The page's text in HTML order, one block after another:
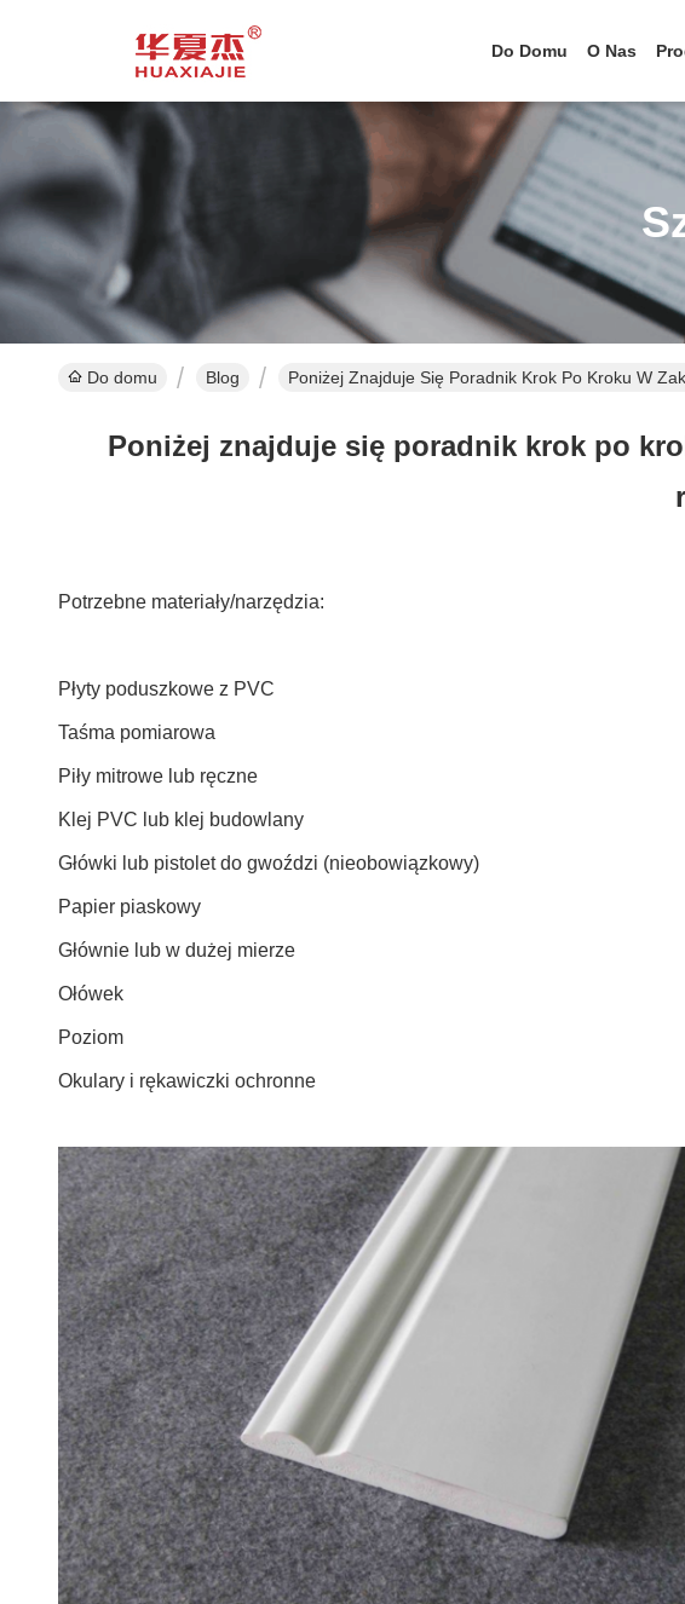
Do Domu O Nas
Do domu Blog Poniżej Znajduje Się Poradnik Krok Po Kroku W
Poniżej znajduje się poradnik krok po
Potrzebne materiały/narzędzia:
Płyty poduszkowe z PVC
Taśma pomiarowa
Piły mitrowe lub ręczne
Klej PVC lub klej budowlany
Główki lub pistolet do gwoździ (nieobowiązkowy)
Papier piaskowy
Głównie lub w dużej mierze
Ołówek
Poziom
Okulary i rękawiczki ochronne